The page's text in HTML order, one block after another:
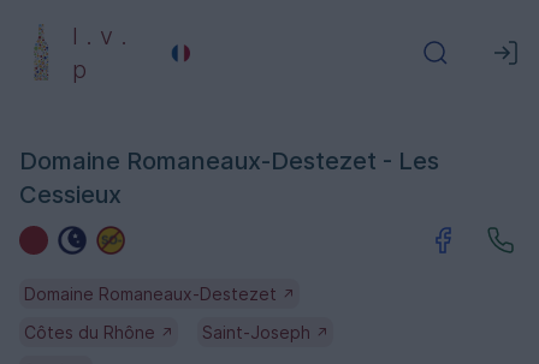
l . v .
p
Domaine Romaneaux-Destezet - Les
Cessieux
Domaine Romaneaux-Destezet ↗
Côtes du Rhône ↗ Saint-Joseph ↗